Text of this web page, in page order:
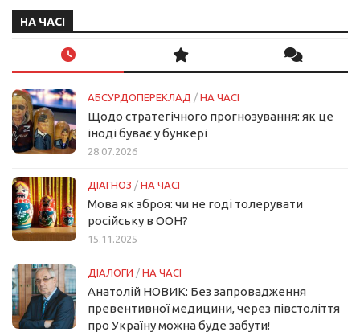
НА ЧАСІ
АБСУРДОПЕРЕКЛАД / НА ЧАСІ
Щодо стратегічного прогнозування: як це
іноді буває у бункері
28.07.2026
ДІАГНОЗ / НА ЧАСІ
Мова як зброя: чи не годі толерувати
російську в ООН?
15.11.2025
ДІАЛОГИ / НА ЧАСІ
Анатолій НОВИК: Без запровадження
превентивної медицини, через півстоліття
про Україну можна буде забути!